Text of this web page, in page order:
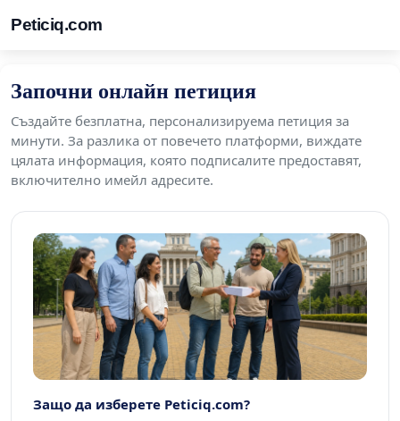
Peticiq.com
Започни онлайн петиция
Създайте безплатна, персонализируема петиция за
минути. За разлика от повечето платформи, виждате
цялата информация, която подписалите предоставят,
включително имейл адресите.
Защо да изберете Peticiq.com?